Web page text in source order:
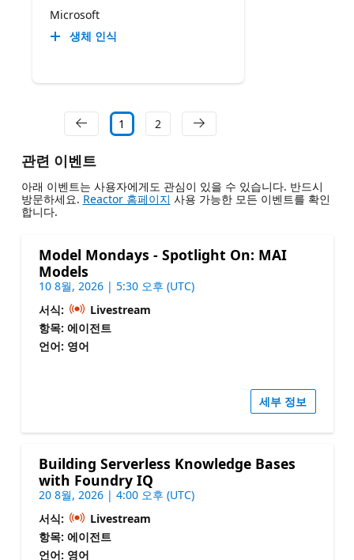
Microsoft
생체 인식
1 2
관련 이벤트
아래 이벤트는 사용자에게도 관심이 있을 수 있습니다. 반드시
방문하세요. Reactor 홈페이지 사용 가능한 모든 이벤트를 확인
합니다.
Model Mondays - Spotlight On: MAI
Models
10 8월, 2026 | 5:30 오후 (UTC)
서식:
Livestream
항목: 에이전트
언어: 영어
세부 정보
Building Serverless Knowledge Bases
with Foundry IQ
20 8월, 2026 | 4:00 오후 (UTC)
서식:
Livestream
항목: 에이전트
언어: 영어